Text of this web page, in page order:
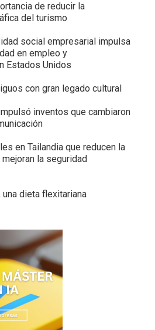
de reducir la
del turismo
social empresarial impulsa
en empleo y
Estados Unidos
con gran legado cultural
inventos que cambiaron
en Tailandia que reducen la
la seguridad
dieta flexitariana